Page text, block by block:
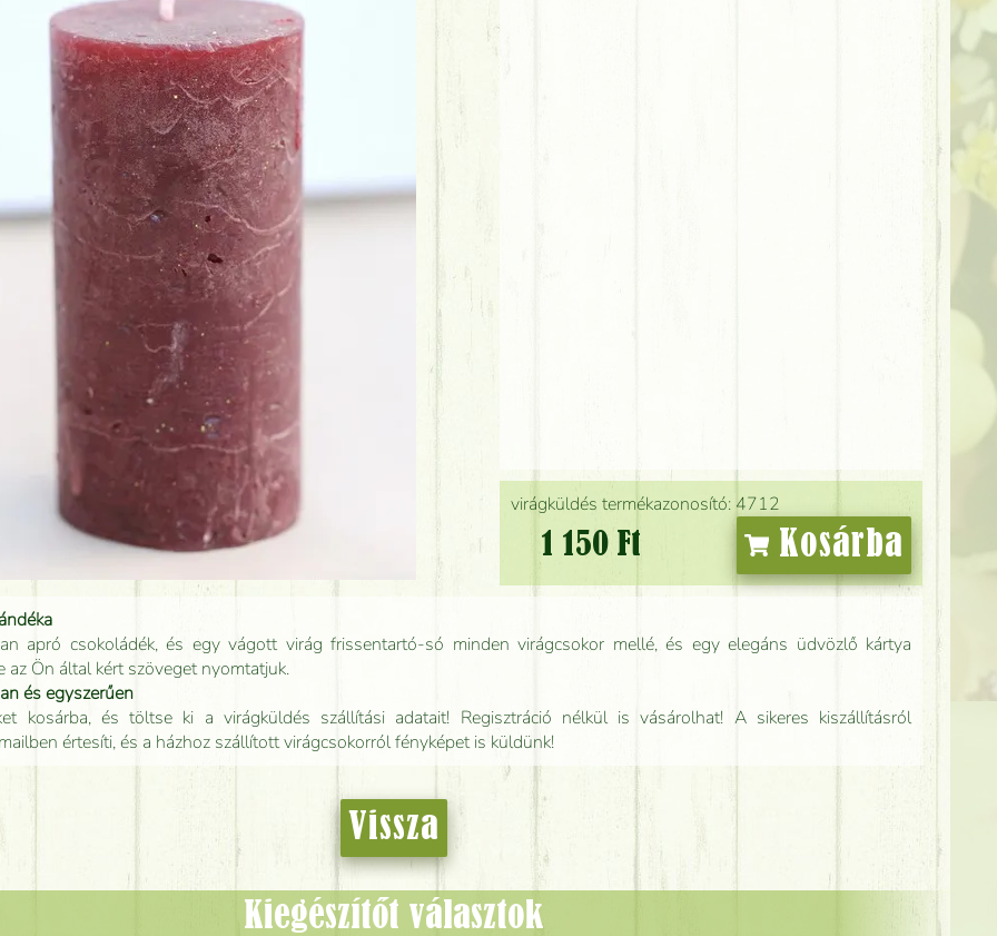
virágküldés termékazonosító: 4712
1 150 Ft Kosárba
apró csokoládék, és egy vágott virág frissentartó-só minden virágcsokor mellé, és egy elegáns üdvözlő kártya
az Ön által kért szöveget nyomtatjuk.
és egyszerűen
kosárba, és töltse ki a virágküldés szállítási adatait! Regisztráció nélkül is vásárolhat! A sikeres kiszállításról
értesíti, és a házhoz szállított virágcsokorról fényképet is küldünk!
Vissza
Kiegészítőt választok